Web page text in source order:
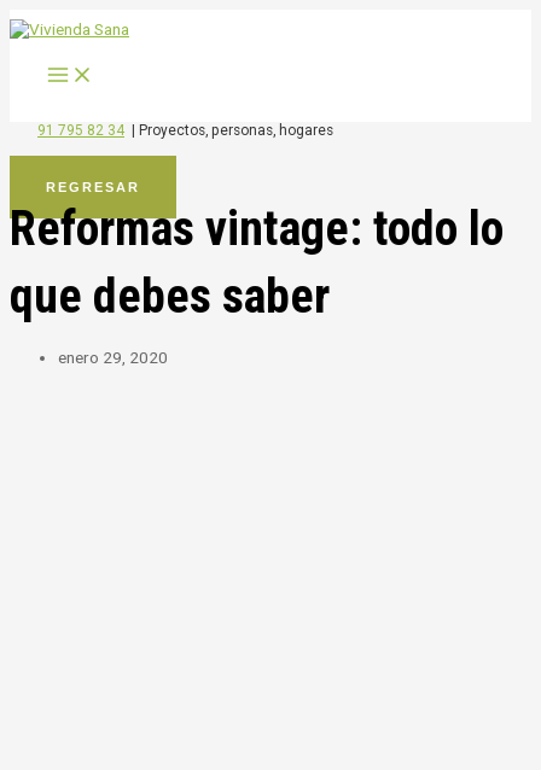
al
91 795 82 34 Proyectos, personas, hogares
REGRESAR
Reformas vintage: todo lo
que debes saber
enero 29, 2020